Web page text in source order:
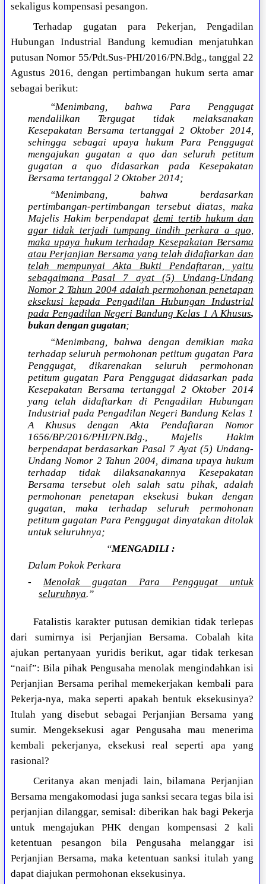
sekaligus kompensasi pesangon.
Terhadap gugatan para Pekerjan, Pengadilan
Hubungan Industrial Bandung kemudian menjatuhkan
putusan Nomor 55/Pdt.Sus-PHI/2016/PN.Bdg., tanggal 22
Agustus 2016, dengan pertimbangan hukum serta amar
sebagai berikut:
“Menimbang, bahwa Para Penggugat
mendalilkan Tergugat tidak melaksanakan
Kesepakatan Bersama tertanggal 2 Oktober 2014,
sehingga sebagai upaya hukum Para Penggugat
mengajukan gugatan a quo dan seluruh petitum
gugatan a quo didasarkan pada Kesepakatan
Bersama tertanggal 2 Oktober 2014;
“Menimbang, bahwa berdasarkan
pertimbangan-pertimbangan tersebut diatas, maka
Majelis Hakim berpendapatdemi tertib hukum dan
agar tidak terjadi tumpang tindih perkara a quo,
maka upaya hukum terhadap Kesepakatan Bersama
atau Perjanjian Bersama yang telah didaftarkan dan
telah mempunyai Akta Bukti Pendaftaran, yaitu
sebagaimana Pasal 7 ayat (5) Undang-Undang
Nomor 2 Tahun 2004 adalah permohonan penetapan
eksekusi kepada Pengadilan Hubungan Industrial
pada Pengadilan Negeri Bandung Kelas 1 A Khusus,
bukan dengan gugatan;
“Menimbang, bahwa dengan demikian maka
terhadap seluruh permohonan petitum gugatan Para
Penggugat, dikarenakan seluruh permohonan
petitum gugatan Para Penggugat didasarkan pada
Kesepakatan Bersama tertanggal 2 Oktober 2014
yang telah didaftarkan di Pengadilan Hubungan
Industrial pada Pengadilan Negeri Bandung Kelas 1
A Khusus dengan Akta Pendaftaran Nomor
1656/BP/2016/PHI/PN.Bdg., Majelis Hakim
berpendapat berdasarkan Pasal 7 Ayat (5) Undang-
Undang Nomor 2 Tahun 2004, dimana upaya hukum
terhadap tidak dilaksanakannya Kesepakatan
Bersama tersebut oleh salah satu pihak, adalah
permohonan penetapan eksekusi bukan dengan
gugatan, maka terhadap seluruh permohonan
petitum gugatan Para Penggugat dinyatakan ditolak
untuk seluruhnya;
“MENGADILI :
Dalam Pokok Perkara
- Menolak gugatan Para Penggugat untuk
seluruhnya.”
Fatalistis karakter putusan demikian tidak terlepas
dari sumirnya isi Perjanjian Bersama. Cobalah kita
ajukan pertanyaan yuridis berikut, agar tidak terkesan
“naif”: Bila pihak Pengusaha menolak mengindahkan isi
Perjanjian Bersama perihal memekerjakan kembali para
Pekerja-nya, maka seperti apakah bentuk eksekusinya?
Itulah yang disebut sebagai Perjanjian Bersama yang
sumir. Mengeksekusi agar Pengusaha mau menerima
kembali pekerjanya, eksekusi real seperti apa yang
rasional?
Ceritanya akan menjadi lain, bilamana Perjanjian
Bersama mengakomodasi juga sanksi secara tegas bila isi
perjanjian dilanggar, semisal: diberikan hak bagi Pekerja
untuk mengajukan PHK dengan kompensasi 2 kali
ketentuan pesangon bila Pengusaha melanggar isi
Perjanjian Bersama, maka ketentuan sanksi itulah yang
dapat diajukan permohonan eksekusinya.